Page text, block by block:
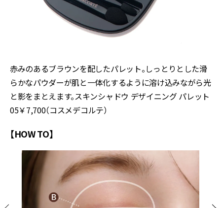
赤みのあるブラウンを配したパレット。しっとりとした滑
らかなパウダーが肌と一体化するように溶け込みながら光
と影をまとえます。スキンシャドウ デザイニング パレット
05￥7,700（コスメデコルテ）
【HOW TO】